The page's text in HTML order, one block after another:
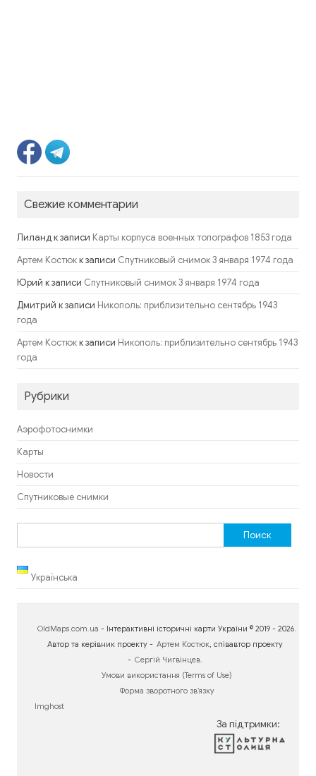
Свежие комментарии
Лиландк записи Карты корпуса военных топографов 1853 года
Артем Костюкк записи Спутниковый снимок 3 января 1974 года
Юрий к записи Спутниковый снимок 3 января 1974 года
Дмитрий к записи Никополь: приблизительно сентябрь 1943
года
Артем Костюкк записи Никополь: приблизительно сентябрь 1943
года
Рубрики
Аэрофотоснимки
Карты
Новости
Спутниковые снимки
Українська
OldMaps.com.ua - Інтерактивні історичні карти України © 2019 - 2026.
Автор та керівник проекту - Артем Костюк , співавтор проекту
- Сергій Чигвінцев
Умови використання (Terms of Use)
Форма зворотного зв’язку
Imghost
За підтримки: